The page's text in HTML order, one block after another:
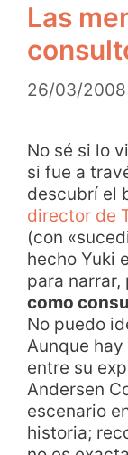
Las
26/03/2008
No sé si lo
si fue a
descubrí el
director de
(con
hecho Yuki
para narrar,
como
No puedo
Aunque
entre su
Andersen
escenario
historia;